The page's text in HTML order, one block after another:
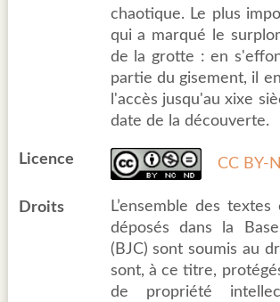
chaotique. Le plus
qui a marqué le
de la grotte : en
partie du gisement, il
l'accès jusqu'au xixe
date de la découverte.
Licence CC BY-
Droits
L’ensemble des
déposés dans la
(BJC) sont soumis au
sont, à ce titre,
de propriété